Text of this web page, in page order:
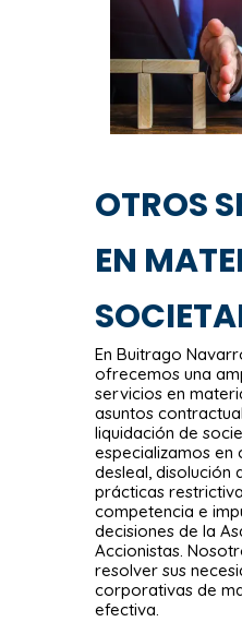
OTROS
EN
En Buitrago
ofrecemos una
servicios en
asuntos
liquidación de
especializamos en
desleal, disolución
prácticas
competencia e
decisiones de la
Accionistas.
resolver sus
corporativas de
efectiva.